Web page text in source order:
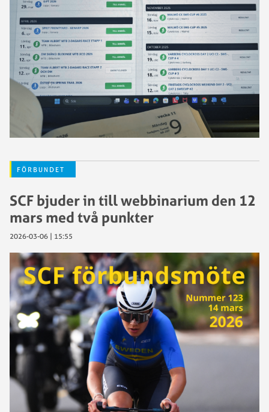
FÖRBUNDET
SCF bjuder in till webbinarium den 12
mars med två punkter
2026-03-06 | 15:55